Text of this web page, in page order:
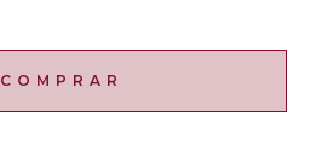
COMPRAR